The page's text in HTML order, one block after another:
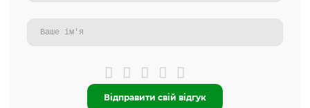
Відправити свій відгук